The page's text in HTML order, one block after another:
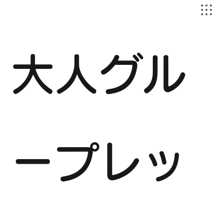
大人グル
ープレッ